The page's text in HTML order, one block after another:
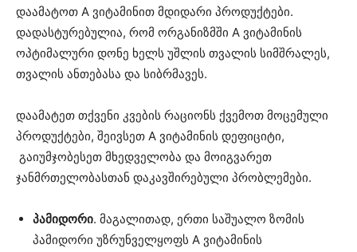
დაამატოთ A ვიტამინით მდიდარი პროდუქტები.
დადასტურებულია, რომ ორგანიზმში A ვიტამინის
ოპტიმალური დონე ხელს უშლის თვალის სიმშრალეს,
თვალის ანთებასა და სიბრმავეს.
დაამატეთ თქვენი კვების რაციონს ქვემოთ მოცემული
პროდუქტები, შეივსეთ A ვიტამინის დეფიციტი,
გაიუმჯობესეთ მხედველობა და მოიგვარეთ
ჯანმრთელობასთან დაკავშირებული პრობლემები.
პამიდორი. მაგალითად, ერთი საშუალო ზომის
პამიდორი უზრუნველყოფს A ვიტამინის